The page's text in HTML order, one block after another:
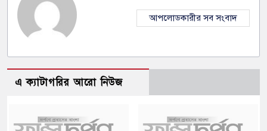
আপলোডকারীর সব সংবাদ
এ ক্যাটাগরির আরো নিউজ